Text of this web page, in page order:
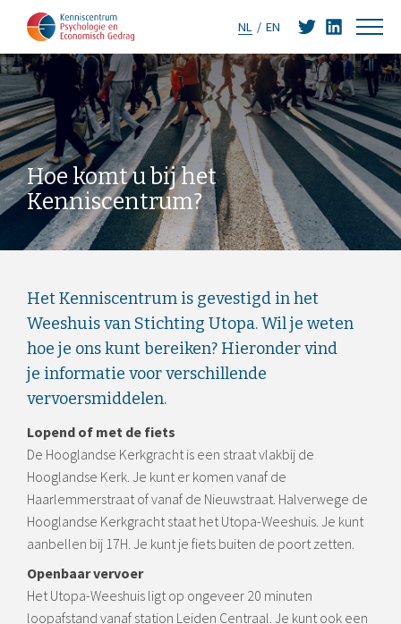
NL EN
Hoe komt u bij het
Kenniscentrum?
Het Kenniscentrum is gevestigd in het
Weeshuis van Stichting Utopa. Wil je weten
hoe je ons kunt bereiken? Hieronder vind
je informatie voor verschillende
vervoersmiddelen.
Lopend of met de fiets
De Hooglandse Kerkgracht is een straat vlakbij de
Hooglandse Kerk. Je kunt er komen vanaf de
Haarlemmerstraat of vanaf de Nieuwstraat. Halverwege de
Hooglandse Kerkgracht staat het Utopa-Weeshuis. Je kunt
aanbellen bij 17H. Je kunt je fiets buiten de poort zetten.
Openbaar vervoer
Het Utopa-Weeshuis ligt op ongeveer 20 minuten
loopafstand vanaf station Leiden Centraal. Je kunt ook een